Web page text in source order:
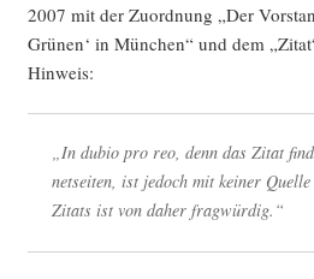
2007 mit der Zuord­nung „Der
Grü­nen‘ in Mün­chen“ und dem
Hinweis:
„In dubio pro reo, denn das Zitat
net­sei­ten, ist jedoch mit kei­ner
Zitats ist von daher fragwürdig.“